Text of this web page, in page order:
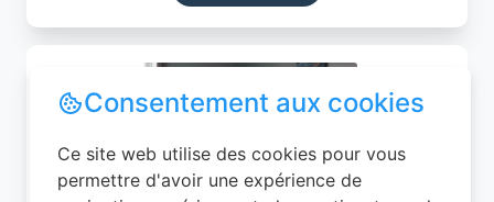
Consentement aux cookies
Ce site web utilise des cookies pour vous
permettre d'avoir une expérience de